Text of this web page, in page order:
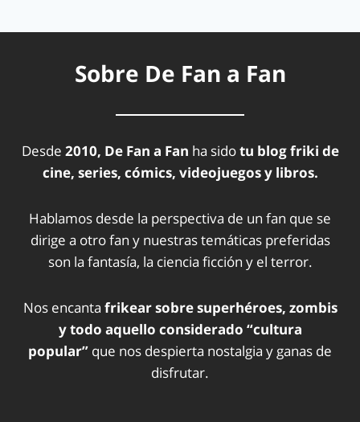
Sobre De Fan a Fan
Desde 2010, De Fan a Fan ha sidotu blog friki de
cine, series, cómics, videojuegos y libros.
Hablamos desde la perspectiva de un fan que se
dirige a otro fan y nuestras temáticas preferidas
son la fantasía, la ciencia ficción y el terror.
Nos encanta frikear sobre superhéroes, zombis
y todo aquello considerado “cultura
popular” que nos despierta nostalgia y ganas de
disfrutar.